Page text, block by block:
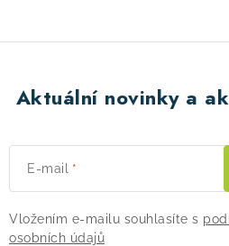
Aktuální novinky a
E-mail
Vložením e-mailu souhlasíte s
osobních údajů